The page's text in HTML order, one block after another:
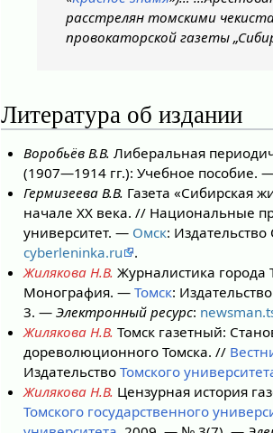
расстрелян томскими
провокаторской газеты
Литература об издании
Воробьёв В.В. Либеральная
(1907—1914 гг.): Учебное пособие.
Гермизеева В.В. Газета «Сибирская
начале ХХ века. // Национальные
университет. — Омск:
cyberleninka.ru
.
Жилякова Н.В. Журналистика города
Монография. — Томск: Издательство
3. — Электронный ресурс:
Жилякова Н.В. Томск газетный:
дореволюционного Томска. //
Издательство Томского
Жилякова Н.В. Цензурная история
Томского государственного